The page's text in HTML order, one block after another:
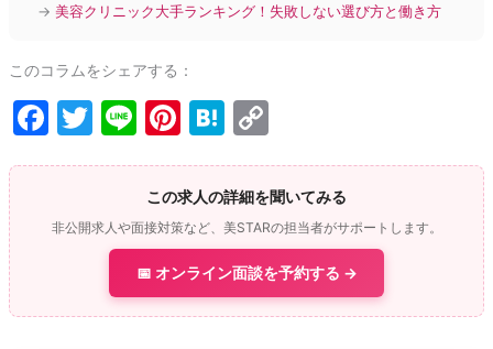
→美容クリニック大手ランキング！失敗しない選び方と働き方
このコラムをシェアする：
F
e
o
T
er
Li
e
Pi
er
e
st
H
e
n
a
p
y
Li
n
k
この求人の詳細を聞いてみる
非公開求人や面接対策など、美STARの担当者がサポートします。
📅 オンライン面談を予約する →